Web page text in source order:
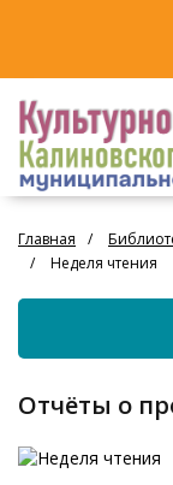
Главная
Неделя чтения
Отчёты о